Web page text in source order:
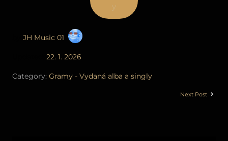
y
JH Music 01
22. 1. 2026
Category: Gramy - Vydaná alba a singly
Next Post